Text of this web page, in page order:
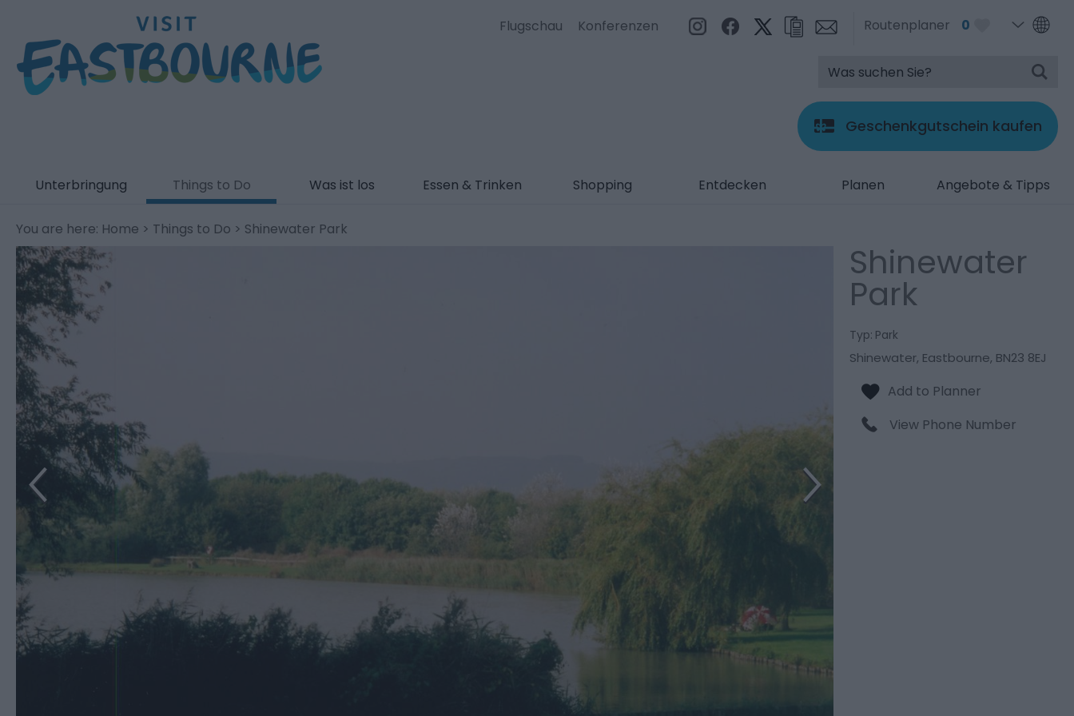
Routenplaner 0
Flugschau Konferenzen
Geschenkgutschein kaufen
Unterbringung Things to Do Was ist los Essen & Trinken Shopping Entdecken Planen Angebote & Tipps
You are here: Home > Things to Do > Shinewater Park
Shinewater
Park
Typ: Park
Shinewater, Eastbourne, BN23 8EJ
View Phone Number